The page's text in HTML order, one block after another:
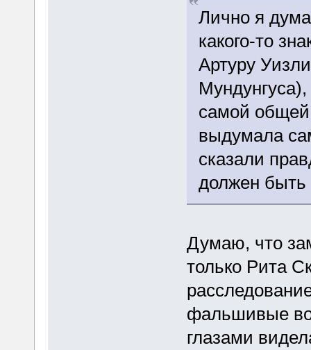
Лично я
какого-то
Артуру
самой
выдумала
сказали
должен быть
Думаю, что
только Рита
фальшивые
глазами